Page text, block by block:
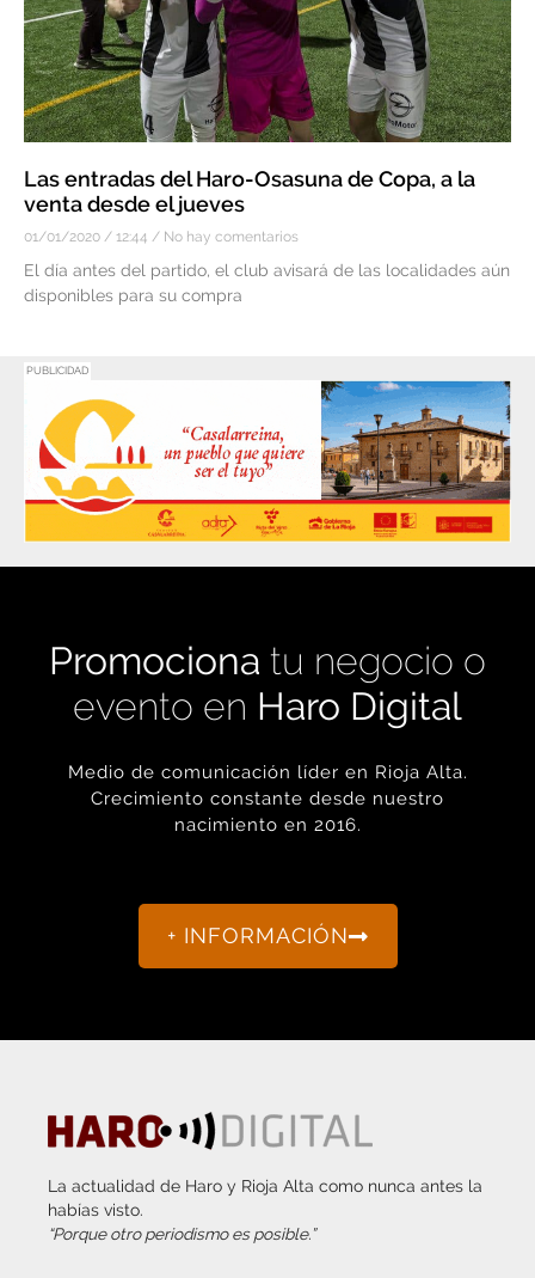
Las entradas del Haro-Osasuna de Copa, a la
venta desde el jueves
01/01/2020 12:44 No hay comentarios
El día antes del partido, el club avisará de las localidades aún
disponibles para su compra
PUBLICIDAD
Promociona tu negocio o
evento en Haro Digital
Medio de comunicación líder en Rioja Alta.
Crecimiento constante desde nuestro
nacimiento en 2016.
+ INFORMACIÓN
La actualidad de Haro y Rioja Alta como nunca antes la
habías visto.
“Porque otro periodismo es posible.”